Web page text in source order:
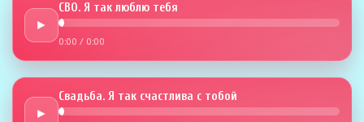
►
СВО. Я так люблю тебя
0:00 / 0:00
►
Свадьба. Я так счастлива с тобой